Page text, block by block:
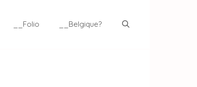
__Folio __Belgique?